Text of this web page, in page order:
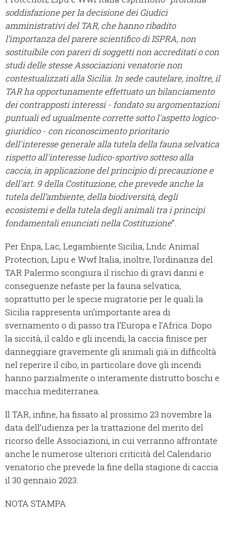
soddisfazione per la decisione dei Giudici
amministrativi del TAR, che hanno ribadito
l’importanza del parere scientifico di ISPRA, non
sostituibile con pareri di soggetti non accreditati o con
studi delle stesse Associazioni venatorie non
contestualizzati alla Sicilia. In sede cautelare, inoltre, il
TAR ha opportunamente effettuato un bilanciamento
dei contrapposti interessi - fondato su argomentazioni
puntuali ed ugualmente corrette sotto l'aspetto logico-
giuridico - con riconoscimento prioritario
dell'interesse generale alla tutela della fauna selvatica
rispetto all'interesse ludico-sportivo sotteso alla
caccia, in applicazione del principio di precauzione e
dell'art. 9 della Costituzione, che prevede anche la
tutela dell’ambiente, della biodiversità, degli
ecosistemi e della tutela degli animali tra i principi
fondamentali enunciati nella Costituzione”.
Per Enpa, Lac, Legambiente Sicilia, Lndc Animal
Protection, Lipu e Wwf Italia, inoltre, l’ordinanza del
TAR Palermo scongiura il rischio di gravi danni e
conseguenze nefaste per la fauna selvatica,
soprattutto per le specie migratorie per le quali la
Sicilia rappresenta un’importante area di
svernamento o di passo tra l’Europa e l’Africa. Dopo
la siccità, il caldo e gli incendi, la caccia finisce per
danneggiare gravemente gli animali già in difficoltà
nel reperire il cibo, in particolare dove gli incendi
hanno parzialmente o interamente distrutto boschi e
macchia mediterranea.
Il TAR, infine, ha fissato al prossimo 23 novembre la
data dell’udienza per la trattazione del merito del
ricorso delle Associazioni, in cui verranno affrontate
anche le numerose ulteriori criticità del Calendario
venatorio che prevede la fine della stagione di caccia
il 30 gennaio 2023.
NOTA STAMPA